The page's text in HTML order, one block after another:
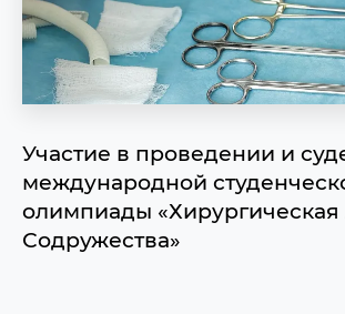
Участие в проведении и
международной
олимпиады «Хирургическая
Содружества»